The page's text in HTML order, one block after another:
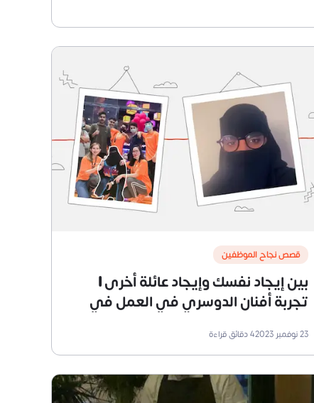
قصص نجاح الموظفين
بين إيجاد نفسك وإيجاد عائلة أخرى |
تجربة أفنان الدوسري في العمل في
23 نوفمبر 2023 4دقائق قراءة